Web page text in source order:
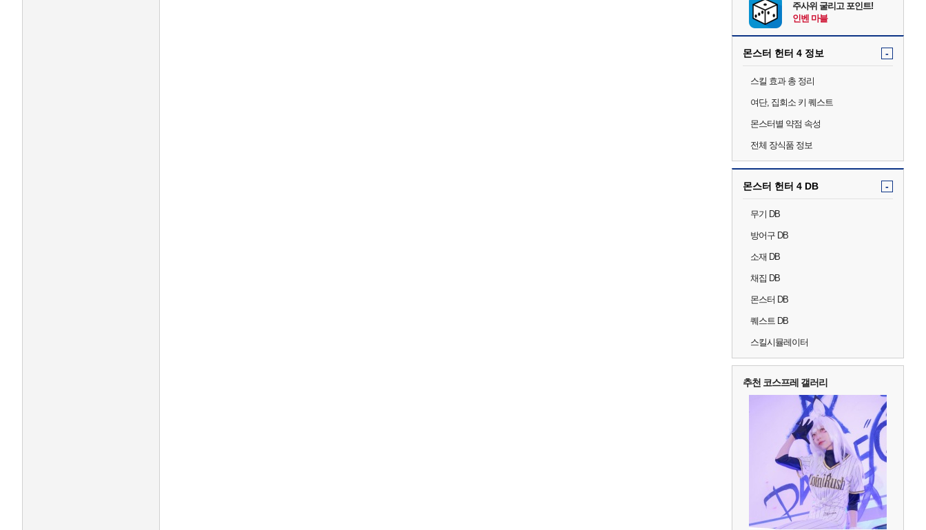
주사위 굴리고 포인트!
인벤 마블
몬스터 헌터 4 정보 -
스킬 효과 총 정리
여단, 집회소 키 퀘스트
몬스터별 약점 속성
전체 장식품 정보
몬스터 헌터 4 DB -
무기 DB
방어구 DB
소재 DB
채집 DB
몬스터 DB
퀘스트 DB
스킬시뮬레이터
추천 코스프레 갤러리